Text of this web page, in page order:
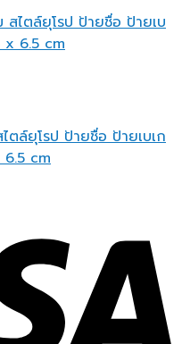
ตล์ยุโรป ป้ายชื่อ ป้ายเบเก
cm